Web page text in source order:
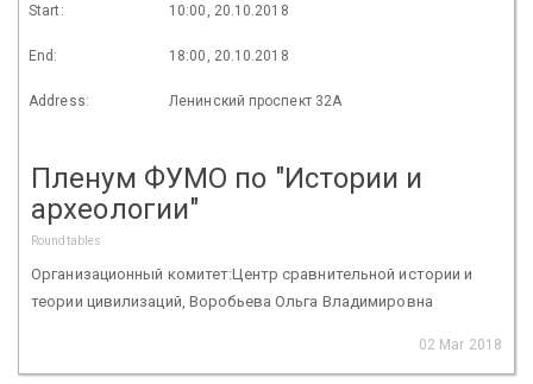
Start: 10:00, 20.10.2018
End: 18:00, 20.10.2018
Address: Ленинский проспект 32А
Пленум ФУМО по "Истории и
археологии"
Roundtables
Организационный комитет:Центр сравнительной истории и
теории цивилизаций, Воробьева Ольга Владимировна
02 Mar 2018